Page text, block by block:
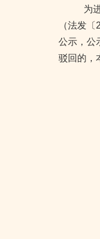
为
（法发〔
公示，公
驳回的，